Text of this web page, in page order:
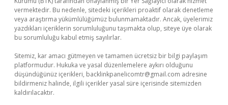
vermektedir. Bu nedenle, sitedeki içerikleri proaktif olarak denetleme
veya araştırma yükümlülüğümüz bulunmamaktadır. Ancak, üyelerimiz
yazdıkları içeriklerin sorumluluğunu taşımakta olup, siteye üye olarak
bu sorumluluğu kabul etmiş sayılırlar.
Sitemiz, kar amacı gütmeyen ve tamamen ücretsiz bir bilgi paylaşım
platformudur. Hukuka ve yasal düzenlemelere aykırı olduğunu
düşündüğünüz içerikleri, backlinkpanelicomtr@gmail.com adresine
bildirmeniz halinde, ilgili içerikler yasal süre içerisinde sitemizden
kaldırılacaktır.